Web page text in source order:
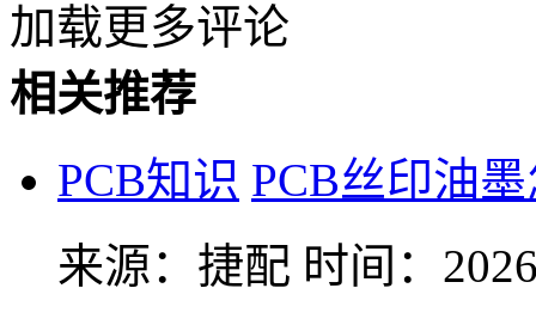
加载更多评论
相关推荐
PCB知识 PCB丝印油
来源：捷配 时间：